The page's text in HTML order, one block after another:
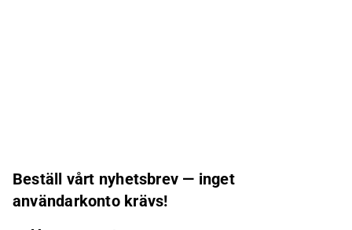
Beställ vårt nyhetsbrev — inget
användarkonto krävs!